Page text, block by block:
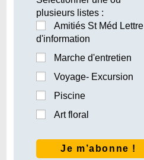
plusieurs listes :
Amitiés St Méd Lettre
d'information
Marche d'entretien
Voyage- Excursion
Piscine
Art floral